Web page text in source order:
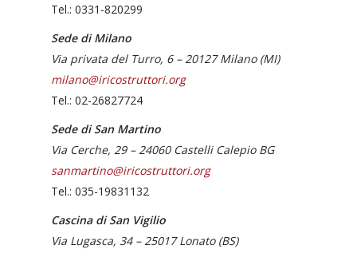
Tel.: 0331-820299
Sede di Milano
Via privata del Turro, 6 – 20127 Milano (MI)
milano@iricostruttori.org
Tel.: 02-26827724
Sede di San Martino
Via Cerche, 29 – 24060 Castelli Calepio BG
sanmartino@iricostruttori.org
Tel.: 035-19831132
Cascina di San Vigilio
Via Lugasca, 34 – 25017 Lonato (BS)